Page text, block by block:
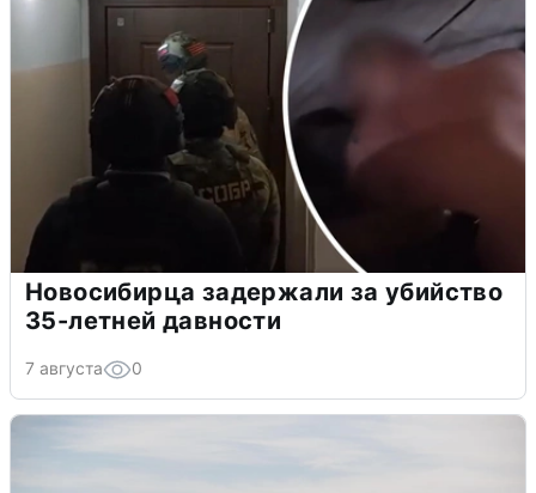
Новосибирца задержали за убийство
35-летней давности
7 августа 0